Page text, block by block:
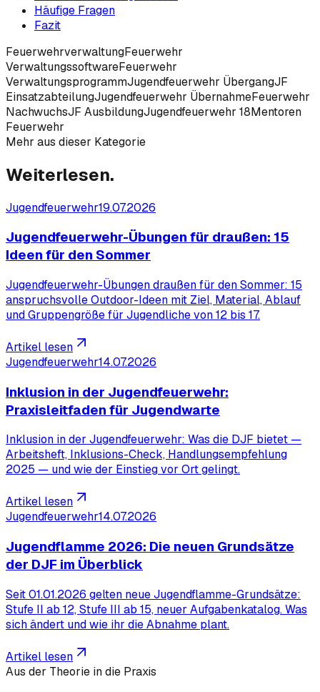
Häufige Fragen
Fazit
FeuerwehrverwaltungFeuerwehr
VerwaltungssoftwareFeuerwehr
VerwaltungsprogrammJugendfeuerwehr ÜbergangJF
EinsatzabteilungJugendfeuerwehr ÜbernahmeFeuerwehr
NachwuchsJF AusbildungJugendfeuerwehr 18Mentoren
Feuerwehr
Mehr aus dieser Kategorie
Weiterlesen.
Jugendfeuerwehr19.07.2026
Jugendfeuerwehr-Übungen für draußen: 15
Ideen für den Sommer
Jugendfeuerwehr-Übungen draußen für den Sommer: 15
anspruchsvolle Outdoor-Ideen mit Ziel, Material, Ablauf
und Gruppengröße für Jugendliche von 12 bis 17.
Artikel lesen
Jugendfeuerwehr14.07.2026
Inklusion in der Jugendfeuerwehr:
Praxisleitfaden für Jugendwarte
Inklusion in der Jugendfeuerwehr: Was die DJF bietet —
Arbeitsheft, Inklusions-Check, Handlungsempfehlung
2025 — und wie der Einstieg vor Ort gelingt.
Artikel lesen
Jugendfeuerwehr14.07.2026
Jugendflamme 2026: Die neuen Grundsätze
der DJF im Überblick
Seit 01.01.2026 gelten neue Jugendflamme-Grundsätze:
Stufe II ab 12, Stufe III ab 15, neuer Aufgabenkatalog. Was
sich ändert und wie ihr die Abnahme plant.
Artikel lesen
Aus der Theorie in die Praxis